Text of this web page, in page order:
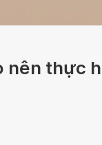
nên thực